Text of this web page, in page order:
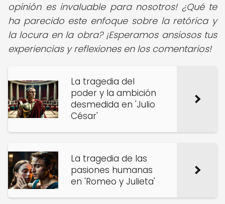
opinión es invaluable para nosotros! ¿Qué te
ha parecido este enfoque sobre la retórica y
la locura en la obra? ¡Esperamos ansiosos tus
experiencias y reflexiones en los comentarios!
La tragedia del
poder y la ambición
desmedida en 'Julio
César'
La tragedia de las
pasiones humanas
en 'Romeo y Julieta'